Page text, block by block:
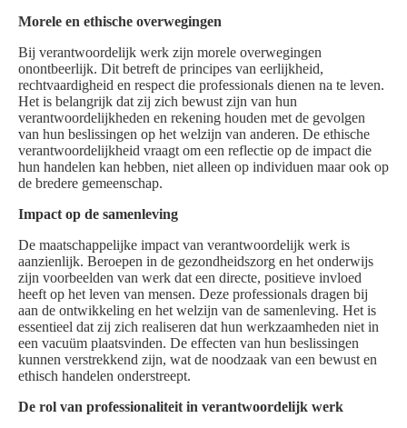
Morele en ethische overwegingen
Bij verantwoordelijk werk zijn morele overwegingen
onontbeerlijk. Dit betreft de principes van eerlijkheid,
rechtvaardigheid en respect die professionals dienen na te leven.
Het is belangrijk dat zij zich bewust zijn van hun
verantwoordelijkheden en rekening houden met de gevolgen
van hun beslissingen op het welzijn van anderen. De ethische
verantwoordelijkheid vraagt om een reflectie op de impact die
hun handelen kan hebben, niet alleen op individuen maar ook op
de bredere gemeenschap.
Impact op de samenleving
De maatschappelijke impact van verantwoordelijk werk is
aanzienlijk. Beroepen in de gezondheidszorg en het onderwijs
zijn voorbeelden van werk dat een directe, positieve invloed
heeft op het leven van mensen. Deze professionals dragen bij
aan de ontwikkeling en het welzijn van de samenleving. Het is
essentieel dat zij zich realiseren dat hun werkzaamheden niet in
een vacuüm plaatsvinden. De effecten van hun beslissingen
kunnen verstrekkend zijn, wat de noodzaak van een bewust en
ethisch handelen onderstreept.
De rol van professionaliteit in verantwoordelijk werk